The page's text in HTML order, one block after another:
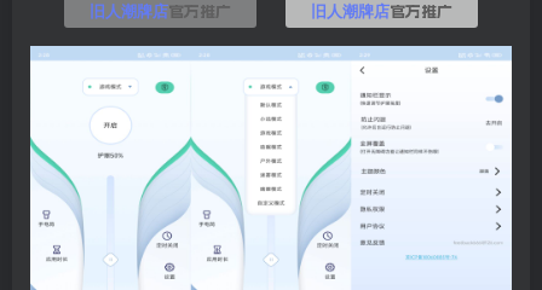
旧人潮牌店官方推广 旧人潮牌店官方推广